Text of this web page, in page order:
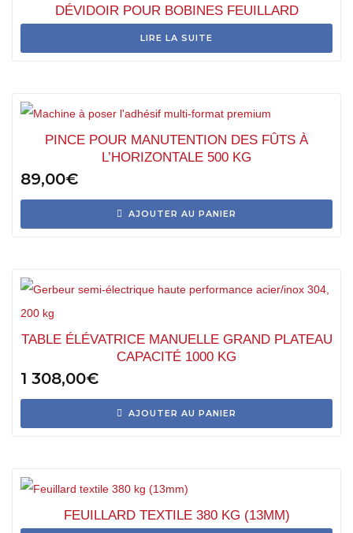
DÉVIDOIR POUR BOBINES FEUILLARD
LIRE LA SUITE
PINCE POUR MANUTENTION DES FÛTS À
L’HORIZONTALE 500 KG
89,00€
AJOUTER AU PANIER
TABLE ÉLÉVATRICE MANUELLE GRAND PLATEAU
CAPACITÉ 1000 KG
1 308,00€
AJOUTER AU PANIER
FEUILLARD TEXTILE 380 KG (13MM)